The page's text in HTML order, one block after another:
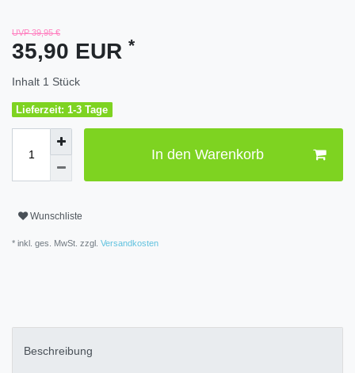
UVP 39,95 €
35,90 EUR *
Inhalt 1 Stück
Lieferzeit: 1-3 Tage
In den Warenkorb
Wunschliste
* inkl. ges. MwSt. zzgl. Versandkosten
Beschreibung